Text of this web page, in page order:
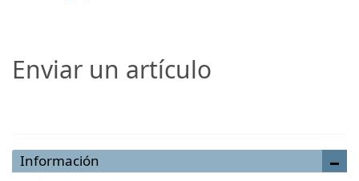
Enviar un artículo
Información